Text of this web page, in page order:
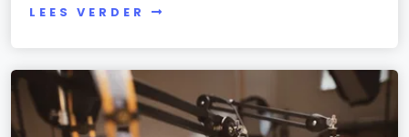
LEES VERDER